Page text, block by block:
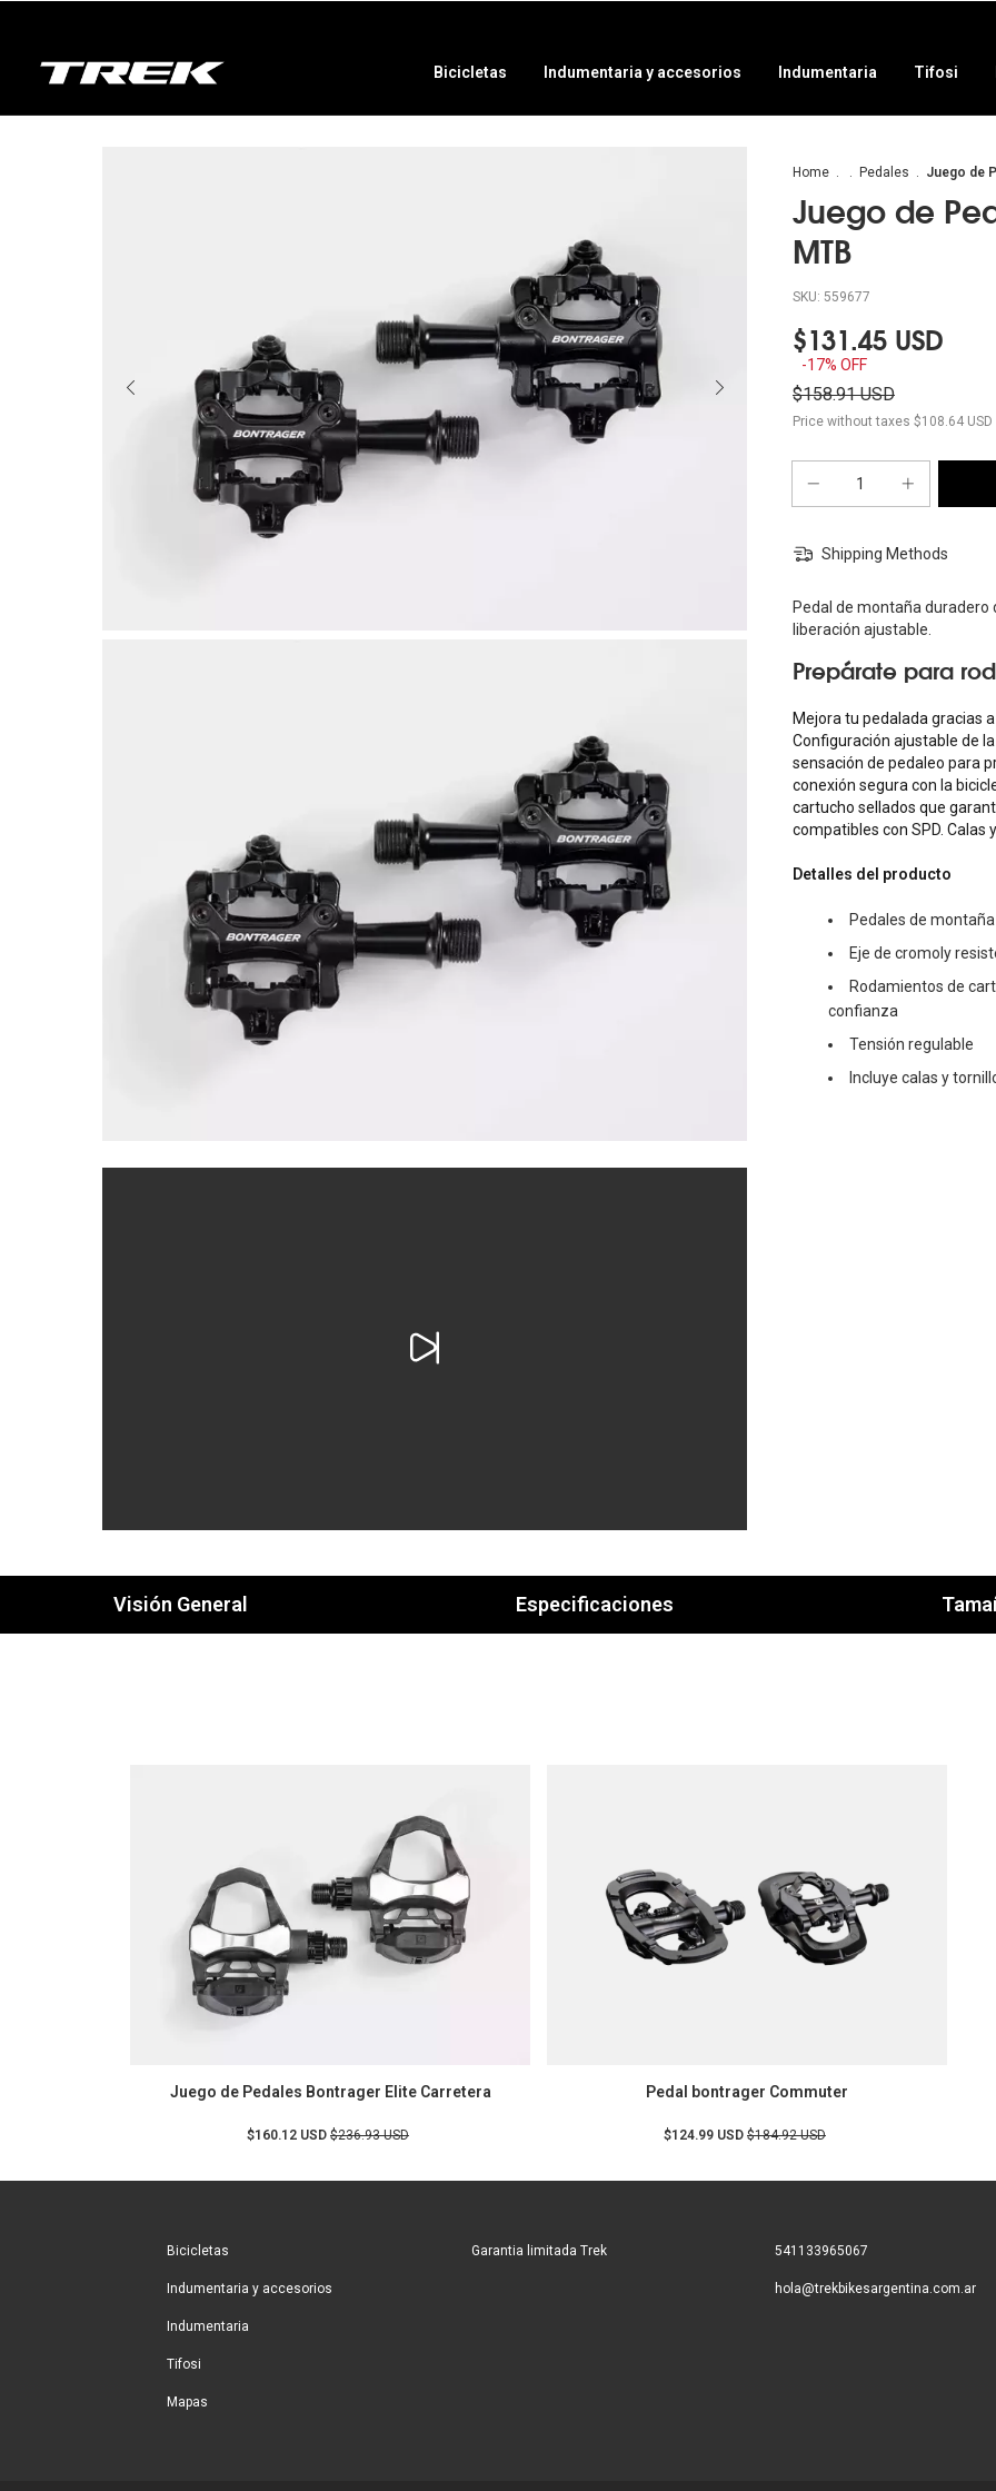
Bicicletas Indumentaria y accesorios Indumentaria Tifosi
Home . . Pedales . Juego de
Juego de
MTB
SKU: 559677
$131.45 USD
-17% OFF
$158.91 USD
Price without taxes $108.64 USD
Shipping Methods
Pedal de montaña duradero
liberación ajustable.
Prepárate para
Mejora tu pedalada gracias
Configuración ajustable de
sensación de pedaleo para
conexión segura con la
cartucho sellados que
compatibles con SPD. Calas
Detalles del producto
Pedales de
Eje de cromoly
Rodamientos de
confianza
Tensión regulable
Incluye calas y
Visión General Especificaciones
Juego de Pedales Bontrager Elite Carretera
$160.12 USD $236.93 USD
Pedal bontrager Commuter
$124.99 USD $184.92 USD
Bicicletas
Indumentaria y accesorios
Indumentaria
Tifosi
Mapas
Garantia limitada Trek 541133965067
hola@trekbikesargentina.com.ar